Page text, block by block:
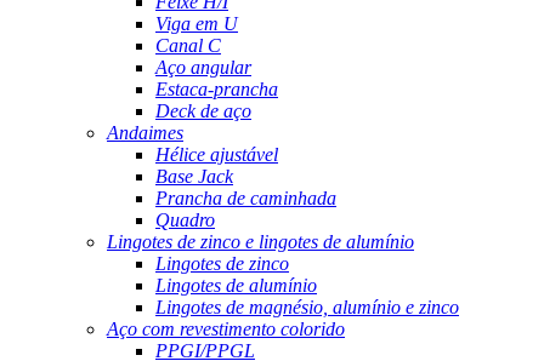
Viga em U
Canal C
Aço angular
Estaca-prancha
Deck de aço
Andaimes
Hélice ajustável
Base Jack
Prancha de caminhada
Quadro
Lingotes de zinco e lingotes de alumínio
Lingotes de zinco
Lingotes de alumínio
Lingotes de magnésio, alumínio e zinco
Aço com revestimento colorido
PPGI/PPGL